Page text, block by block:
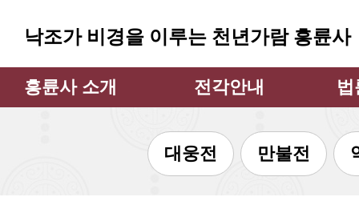
낙조가 비경을 이루는 천년가람 흥륜사
흥륜사 소개 전각안내
대웅전
만불전
대웅전 만불전